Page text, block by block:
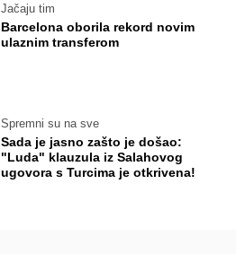
Jačaju tim
Barcelona oborila rekord novim
ulaznim transferom
Spremni su na sve
Sada je jasno zašto je došao:
"Luda" klauzula iz Salahovog
ugovora s Turcima je otkrivena!